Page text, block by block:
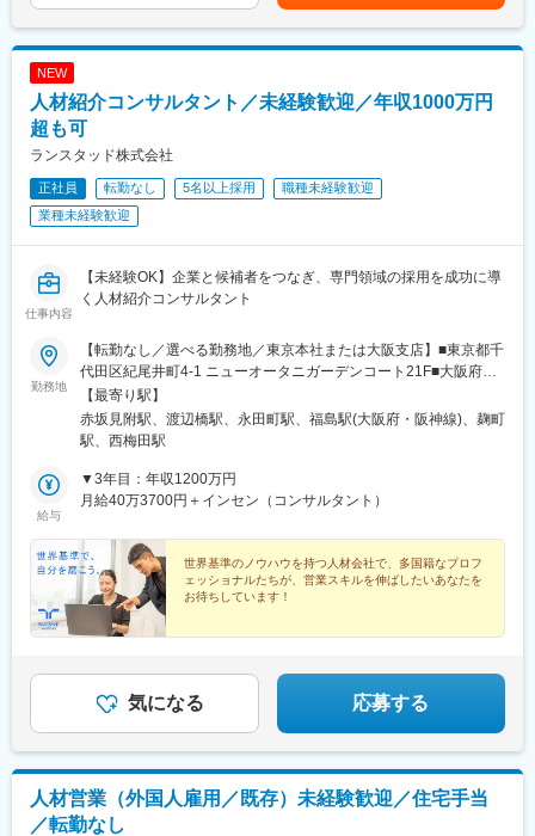
■組織構成：
・当社エンジニア在籍数：4名（EL3名、ME1名）
■得られる経験：
◇照明機器の経験により民生品や光学設計にキャリアの幅が広が
るほか、航空機の安全規格を習得できるため、自動車業界など高
い安全性能が求められる業界への配属ができる可能性がございま
す。
◇開発の最前線で、マネージャーではなく技術者として活躍し続
けることができます。
■魅力：
◎エンジニアとしての市場価値向上が年収に直結する評価制度
（年収1,000万円超えの現役エンジニアも在籍）
◎業界や職種を超えたメイテックの仲間とつながり自主勉強会も
含め技術力を研鑽可能
◎最先端の技術情報を知る担当営業とともに身につけるべき技術
や経験すべき業界を考え、キャリアを形成できる戦略的ローテー
ション制度
術力への圧倒的信頼
◎技術単価平均5,881円のハイレベルなPJTを担当可能
■主要取引先／敬称略：
株式会社デンソー、三菱重工業株式会社、ソニーセミコンダクタ
ソリューションズ株式会社、株式会社ニコン、株式会社日立ハイ
テク、本田技研工業株式会社、株式会社デンソーテン、株式会社
取引先4,000社（グループ計）
変更の範囲：会社の定める業務
NEW
人材紹介コンサルタント／未経験歓迎／年収1000万円
超も可
ランスタッド株式会社
正社員 転勤なし 5名以上採用
職種未経験歓迎
業種未経験歓迎
仕事内容
【未経験OK】企業と候補者をつなぎ、専門領域の採用を成功に導
く人材紹介コンサルタント
勤務地
【転勤なし／選べる勤務地／東京本社または大阪支店】■東京都千
代田区紀尾井町4-1 ニューオータニガーデンコート21F■大阪府大
阪市北区堂島浜2-2-28 堂島アクシスビル4階※基本的に転居を伴う
社命転勤はありません※受動喫煙対策：あり
【最寄り駅】
赤坂見附駅、渡辺橋駅、永田町駅、福島駅(大阪府・阪神線)、麹町
駅、西梅田駅
給与
▼3年目：年収1200万円
月給40万3700円＋インセン（コンサルタント）
世界基準のノウハウを持つ人材会社で、多国籍なプロフ
ェッショナルたちが、営業スキルを伸ばしたいあなたを
お待ちしています！
★英語力も活かせる
気になる 応募する
人材営業（外国人雇用／既存）未経験歓迎／住宅手当
／転勤なし